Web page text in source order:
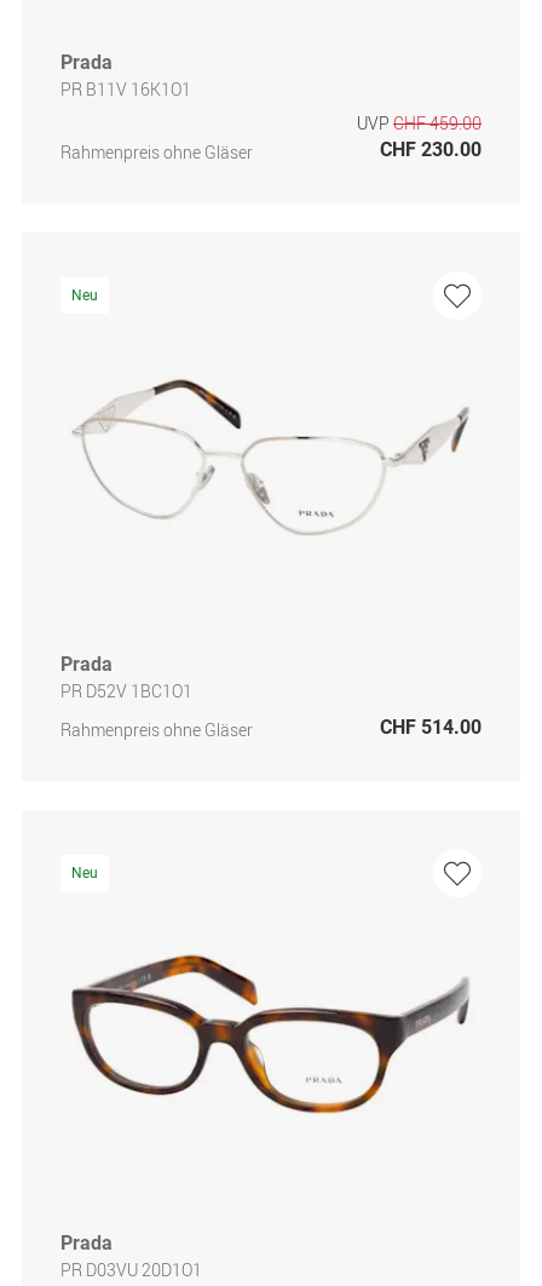
Prada
PR B11V 16K1O1
Rahmenpreis ohne Gläser
UVP CHF 459.00
CHF 230.00
Neu
Prada
PR D52V 1BC1O1
Rahmenpreis ohne Gläser
CHF 514.00
Neu
Prada
PR D03VU 20D1O1